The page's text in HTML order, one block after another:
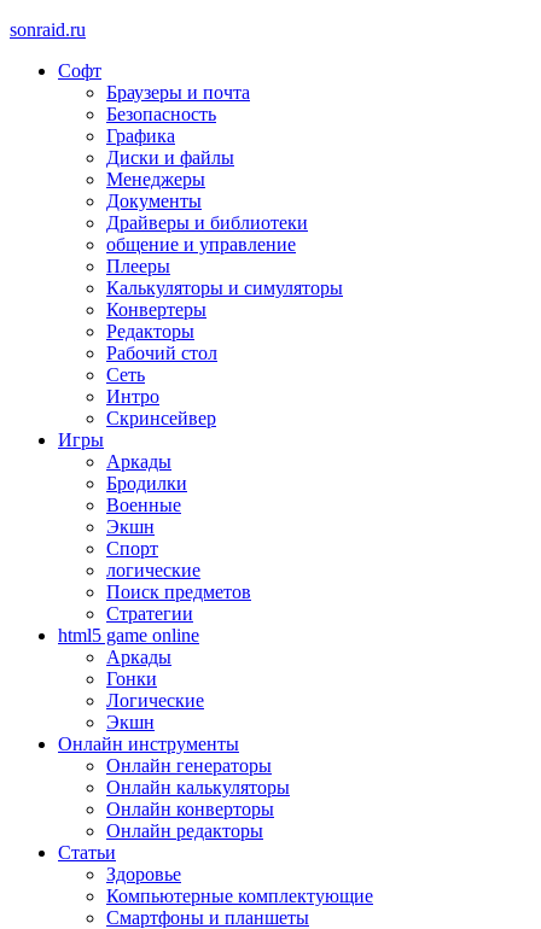
sonraid.ru
Скачивай программы, мини игры
Софт
Браузеры и почта
Безопасность
Графика
Диски и файлы
Менеджеры
Документы
Драйверы и библиотеки
общение и управление
Плееры
Калькуляторы и симуляторы
Конвертеры
Редакторы
Рабочий стол
Сеть
Интро
Скринсейвер
Игры
Аркады
Бродилки
Военные
Экшн
Спорт
логические
Поиск предметов
Стратегии
html5 game online
Аркады
Гонки
Логические
Экшн
Онлайн инструменты
Онлайн генераторы
Онлайн калькуляторы
Онлайн конверторы
Онлайн редакторы
Статьи
Здоровье
Компьютерные комплектующие
Смартфоны и планшеты